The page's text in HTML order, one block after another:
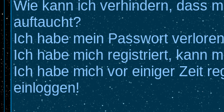
Wie kann ich verhindern, dass
auftaucht?
Ich habe mein Passwort
Ich habe mich registriert, kann
Ich habe mich vor einiger Zeit
einloggen!